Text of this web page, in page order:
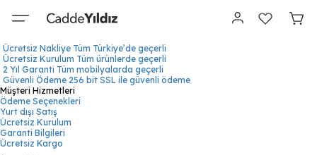
Ücretsiz Nakliye Tüm Türkiye’de geçerli
Ücretsiz Kurulum Tüm ürünlerde geçerli
2 Yıl Garanti Tüm mobilyalarda geçerli
Güvenli Ödeme 256 bit SSL ile güvenli ödeme
Müşteri Hizmetleri
Ödeme Seçenekleri
Yurt dışı Satış
Ücretsiz Kurulum
Garanti Bilgileri
Ücretsiz Kargo